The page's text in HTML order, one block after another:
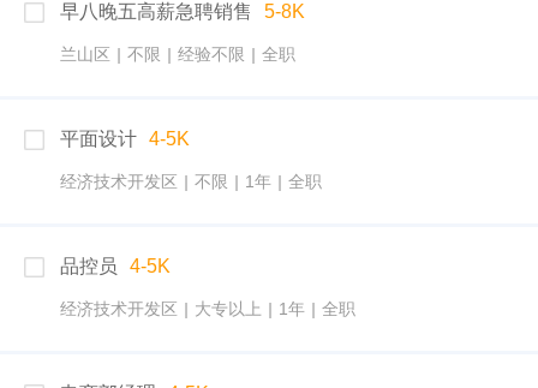
早八晚五高薪急聘销售 5-8K
兰山区 | 不限 | 经验不限 | 全职
平面设计 4-5K
经济技术开发区 | 不限 | 1年 | 全职
品控员 4-5K
经济技术开发区 | 大专以上 | 1年 | 全职